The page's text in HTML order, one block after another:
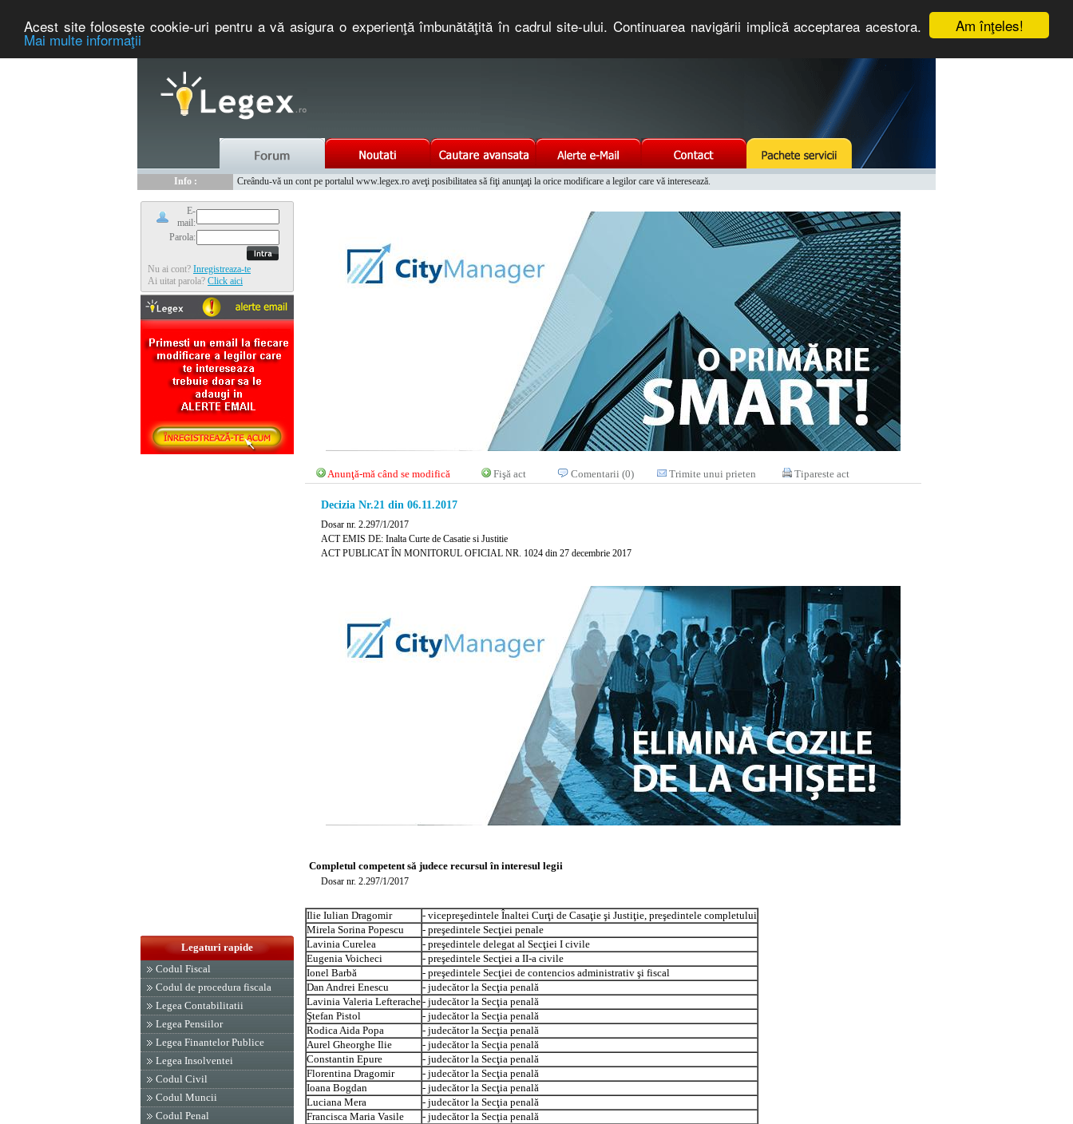
Am înţeles!
Acest site foloseşte cookie-uri pentru a vă asigura o experienţă îmbunătăţită în cadrul site-ului. Continuarea navigării implică acceptarea acestora.
Mai multe informaţii
Info :
Creându-vă un cont pe portalul www.legex.ro aveţi posibilitatea să fiţi anunţaţi la orice modificare a legilor care vă interesează.
E-
mail:
Parola:
Nu ai cont? Inregistreaza-te
Ai uitat parola? Click aici
Legaturi rapide
Codul Fiscal
Codul de procedura fiscala
Legea Contabilitatii
Legea Pensiilor
Legea Finantelor Publice
Legea Insolventei
Codul Civil
Codul Muncii
Codul Penal
Anunţă-mă când se modifică Fişă act Comentarii (0) Trimite unui prieten Tipareste act
Decizia Nr.21 din 06.11.2017
Dosar nr. 2.297/1/2017
ACT EMIS DE: Inalta Curte de Casatie si Justitie
ACT PUBLICAT ÎN MONITORUL OFICIAL NR. 1024 din 27 decembrie 2017
Completul competent să judece recursul în interesul legii
Dosar nr. 2.297/1/2017
Ilie Iulian Dragomir
- vicepreşedintele Înaltei Curţi de Casaţie şi Justiţie, preşedintele completului
Mirela Sorina Popescu
- preşedintele Secţiei penale
Lavinia Curelea
- preşedintele delegat al Secţiei I civile
Eugenia Voicheci
- preşedintele Secţiei a II-a civile
Ionel Barbă
- preşedintele Secţiei de contencios administrativ şi fiscal
Dan Andrei Enescu
- judecător la Secţia penală
Lavinia Valeria Lefterache- judecător la Secţia penală
Ştefan Pistol
- judecător la Secţia penală
Rodica Aida Popa
- judecător la Secţia penală
Aurel Gheorghe Ilie
- judecător la Secţia penală
Constantin Epure
- judecător la Secţia penală
Florentina Dragomir
- judecător la Secţia penală
Ioana Bogdan
- judecător la Secţia penală
Luciana Mera
- judecător la Secţia penală
Francisca Maria Vasile
- judecător la Secţia penală